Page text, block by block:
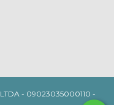
- 09023035000110 -